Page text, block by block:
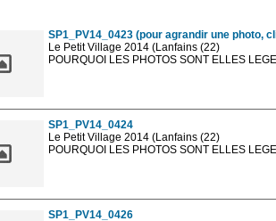
SP1_PV14_0423 (pour agrandir une photo,
Le Petit Village 2014 (Lanfains (22)
POURQUOI LES PHOTOS SONT ELLES
SP1_PV14_0424
Le Petit Village 2014 (Lanfains (22)
POURQUOI LES PHOTOS SONT ELLES
SP1_PV14_0426